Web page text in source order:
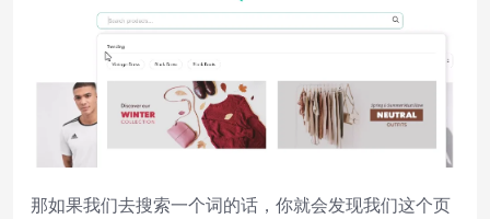
restore all settings to the default
Done
Close Modal Dialog
End of dialog window.
那如果我们去搜索一个词的话，你就会发现我们这个页